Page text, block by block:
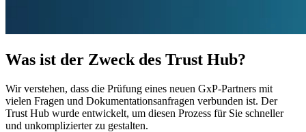
Was ist der Zweck des Trust Hub?
Wir verstehen, dass die Prüfung eines neuen GxP-Partners mit
vielen Fragen und Dokumentationsanfragen verbunden ist. Der
Trust Hub wurde entwickelt, um diesen Prozess für Sie schneller
und unkomplizierter zu gestalten.